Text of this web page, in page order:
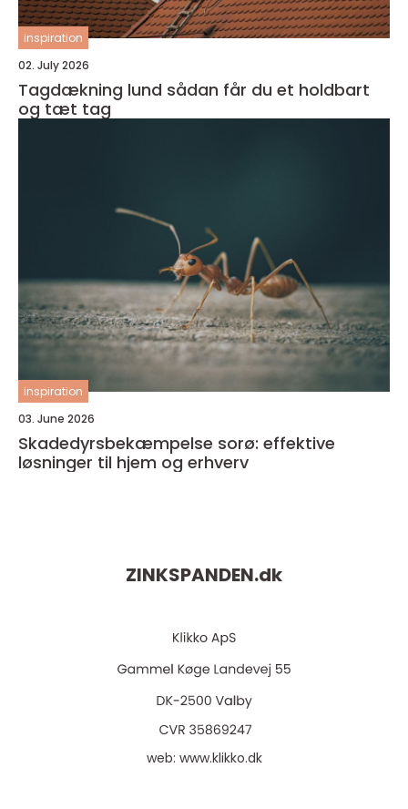
inspiration
02. July 2026
Tagdækning lund sådan får du et holdbart
og tæt tag
inspiration
03. June 2026
Skadedyrsbekæmpelse sorø: effektive
løsninger til hjem og erhverv
ZINKSPANDEN.dk
web: www.klikko.dk